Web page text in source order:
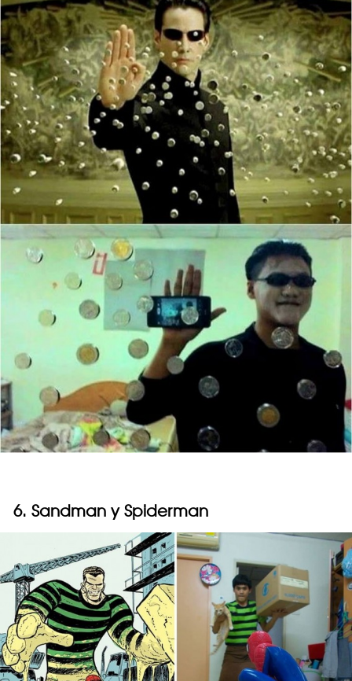
6. Sandman y Spiderman